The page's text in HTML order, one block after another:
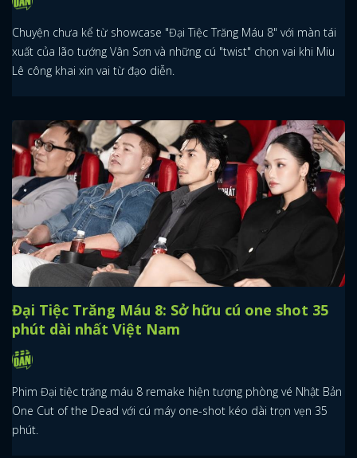
Chuyện chưa kể từ showcase "Đại Tiệc Trăng Máu 8" với màn tái
xuất của lão tướng Vân Sơn và những cú "twist" chọn vai khi Miu
Lê công khai xin vai từ đạo diễn.
Đại Tiệc Trăng Máu 8: Sở hữu cú one shot 35
phút dài nhất Việt Nam
Phim Đại tiệc trăng máu 8 remake hiện tượng phòng vé Nhật Bản
One Cut of the Dead với cú máy one-shot kéo dài trọn vẹn 35
phút.